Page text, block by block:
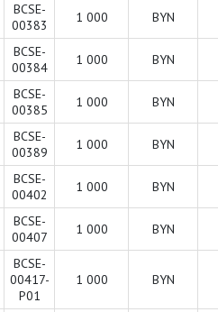
BCSE-
00383
1 000 BYN
BCSE-
00384
1 000 BYN
BCSE-
00385
1 000 BYN
BCSE-
00389
1 000 BYN
BCSE-
00402
1 000 BYN
BCSE-
00407
1 000 BYN
BCSE-
00417-
P01
1 000 BYN